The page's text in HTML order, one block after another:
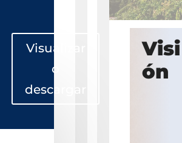
Visualizar
o
descargar
Visi
ón